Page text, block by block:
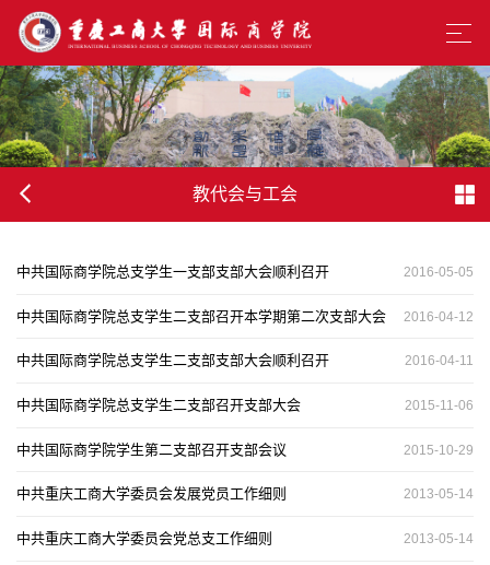
教代会与工会
中共国际商学院总支学生一支部支部大会顺利召开 2016-05-05
中共国际商学院总支学生二支部召开本学期第二次支部大会 2016-04-12
中共国际商学院总支学生二支部支部大会顺利召开 2016-04-11
中共国际商学院总支学生二支部召开支部大会 2015-11-06
中共国际商学院学生第二支部召开支部会议 2015-10-29
中共重庆工商大学委员会发展党员工作细则 2013-05-14
中共重庆工商大学委员会党总支工作细则 2013-05-14